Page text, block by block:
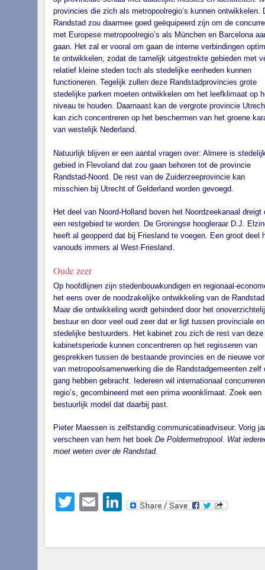
provincies die zich als metropoolregio’s kunnen ontwikkelen.
Randstad zou daarmee goed geëquipeerd zijn om de
met Europese metropoolregio’s als München en Barcelona
gaan. Het zal er vooral om gaan de interne verbindingen
te ontwikkelen, zodat de tamelijk uitgestrekte gebieden met
relatief kleine steden toch als stedelijke eenheden kunnen
functioneren. Tegelijk zullen deze Randstadprovincies grote
stedelijke parken moeten ontwikkelen om het leefklimaat op
niveau te houden. Daarnaast kan de vergrote provincie
kan zich concentreren op het beschermen van het groene
van westelijk Nederland.
Natuurlijk blijven er een aantal vragen over: Almere is
gebied in Flevoland dat zou gaan behoren tot de provincie
Randstad-Noord. De rest van de Zuiderzeeprovincie kan
misschien bij Utrecht of Gelderland worden gevoegd.
Het deel van Noord-Holland boven het Noordzeekanaal dreigt
een restgebied te worden. De Groningse hoogleraar D.J.
heeft al geopperd dat bij Friesland te voegen. Een groot deel
vanouds immers al West-Friesland.
Oude zeer
Op hoofdlijnen zijn stedenbouwkundigen en regionaal-
het eens over de noodzakelijke ontwikkeling van de
Maar die ontwikkeling wordt gehinderd door het
bestuur en door veel oud zeer dat er ligt tussen provinciale en
stedelijke bestuurders. Het kabinet zou zich de rest van deze
kabinetsperiode kunnen concentreren op het regisseren van
gesprekken tussen de bestaande provincies en de nieuwe
van metropoolsamenwerking die de Randstadgemeenten zelf
gang hebben gebracht. Iedereen wil internationaal
regio’s, gecombineerd met een prima woonklimaat. Zoek een
bestuurlijk model dat daarbij past.
Pieter Maessen is zelfstandig communicatieadviseur. Vorig
verscheen van hem het boek De Poldermetropool. Wat
moet weten over de Randstad.
Twitter
EmailLinkedIn